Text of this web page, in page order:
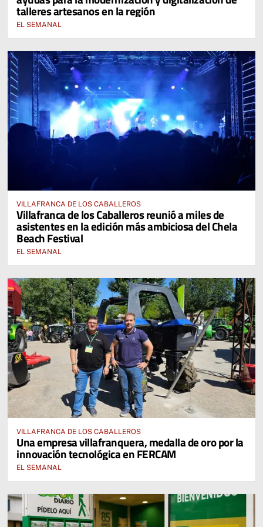
talleres artesanos en la región
EL SEMANAL
VILLAFRANCA DE LOS CABALLEROS
Villafranca de los Caballeros reunió a miles de
asistentes en la edición más ambiciosa del Chela
Beach Festival
EL SEMANAL
VILLAFRANCA DE LOS CABALLEROS
Una empresa villafranquera, medalla de oro por la
innovación tecnológica en FERCAM
EL SEMANAL